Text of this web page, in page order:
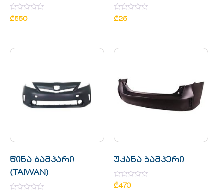
Rated
0
₾550
Rated
0
₾25
წინა ბამპარი
(TAIWAN)
უკანა ბამპერი
Rated
0
₾470